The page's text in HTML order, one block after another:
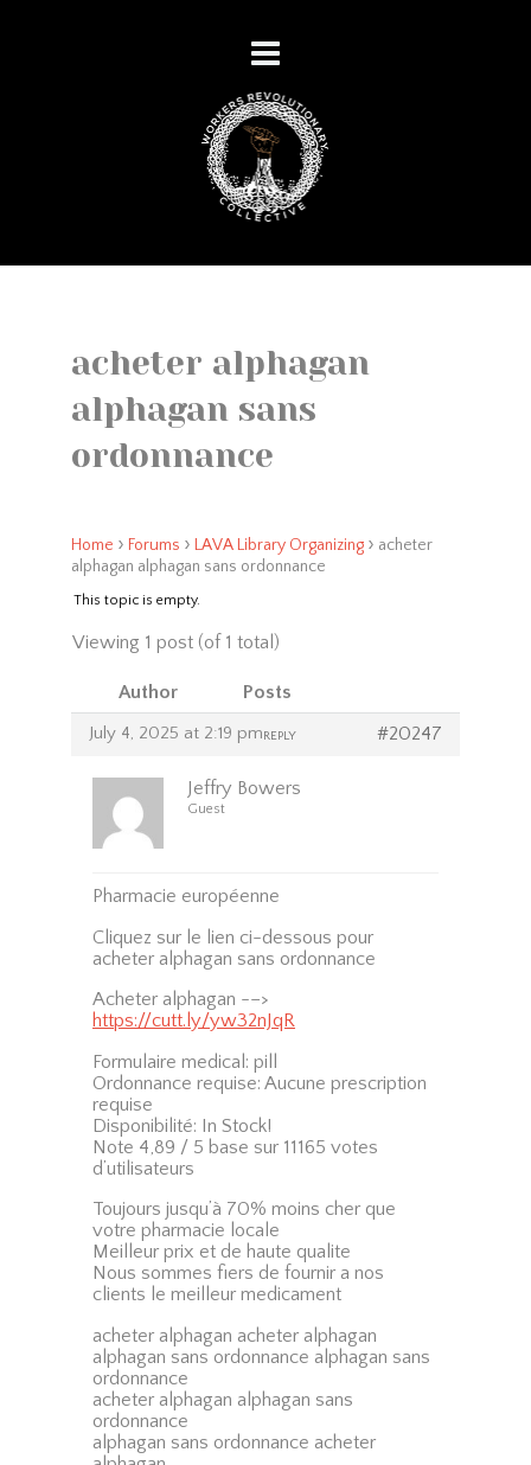
acheter alphagan
alphagan sans
ordonnance
Home › Forums › LAVA Library Organizing › acheter
alphagan alphagan sans ordonnance
This topic is empty.
Viewing 1 post (of 1 total)
Author Posts
July 4, 2025 at 2:19 pm #20247
REPLY
Jeffry Bowers
Guest
Pharmacie européenne
Cliquez sur le lien ci-dessous pour
acheter alphagan sans ordonnance
Acheter alphagan -–>
https://cutt.ly/yw32nJqR
Formulaire medical: pill
Ordonnance requise: Aucune prescription
requise
Disponibilité: In Stock!
Note 4,89 / 5 base sur 11165 votes
d’utilisateurs
Toujours jusqu’à 70% moins cher que
votre pharmacie locale
Meilleur prix et de haute qualite
Nous sommes fiers de fournir a nos
clients le meilleur medicament
acheter alphagan acheter alphagan
alphagan sans ordonnance alphagan sans
ordonnance
acheter alphagan alphagan sans
ordonnance
alphagan sans ordonnance acheter